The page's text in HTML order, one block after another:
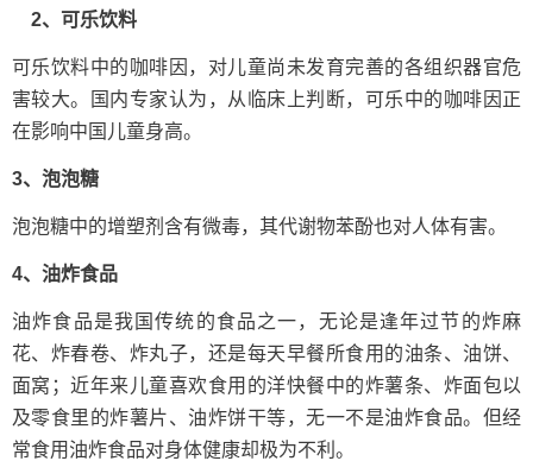
2、可乐饮料
可乐饮料中的咖啡因，对儿童尚未发育完善的各组织器官危
害较大。国内专家认为，从临床上判断，可乐中的咖啡因正
在影响中国儿童身高。
3、泡泡糖
泡泡糖中的增塑剂含有微毒，其代谢物苯酚也对人体有害。
4、油炸食品
油炸食品是我国传统的食品之一，无论是逢年过节的炸麻
花、炸春卷、炸丸子，还是每天早餐所食用的油条、油饼、
面窝；近年来儿童喜欢食用的洋快餐中的炸薯条、炸面包以
及零食里的炸薯片、油炸饼干等，无一不是油炸食品。但经
常食用油炸食品对身体健康却极为不利。